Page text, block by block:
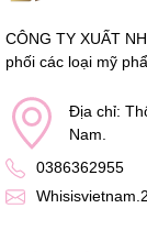
CÔNG TY XUẤT
phối các loại mỹ
Địa chỉ:
Nam.
0386362955